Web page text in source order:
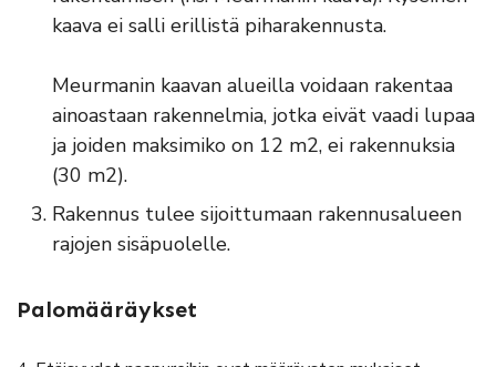
kaava ei salli erillistä piharakennusta.
Meurmanin kaavan alueilla voidaan rakentaa
ainoastaan rakennelmia, jotka eivät vaadi lupaa
ja joiden maksimiko on 12 m2, ei rakennuksia
(30 m2).
Rakennus tulee sijoittumaan rakennusalueen
rajojen sisäpuolelle.
Palomääräykset